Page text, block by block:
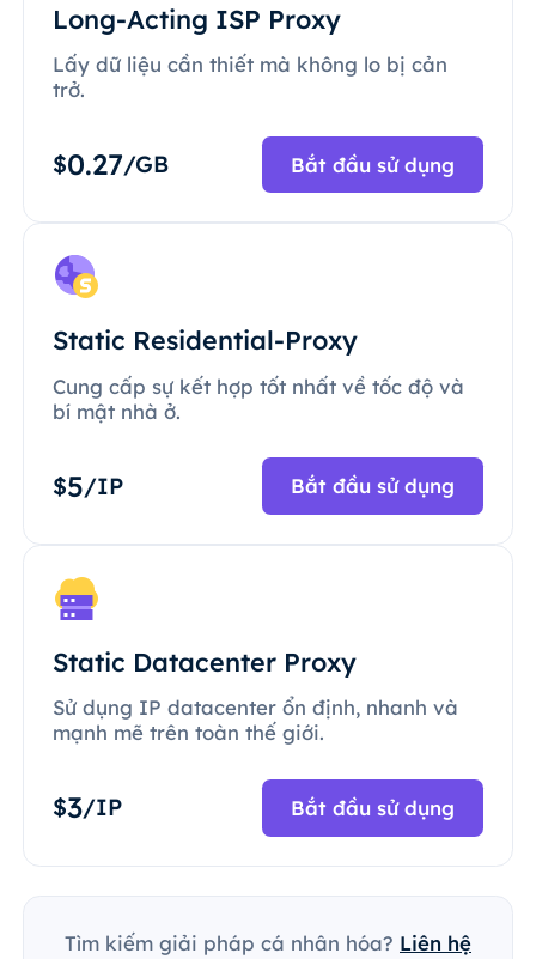
Long-Acting ISP Proxy
Lấy dữ liệu cần thiết mà không lo bị cản
trở.
$0.27/GB Bắt đầu sử dụng
Static Residential-Proxy
Cung cấp sự kết hợp tốt nhất về tốc độ và
bí mật nhà ở.
$5/IP Bắt đầu sử dụng
Static Datacenter Proxy
Sử dụng IP datacenter ổn định, nhanh và
mạnh mẽ trên toàn thế giới.
$3/IP Bắt đầu sử dụng
Tìm kiếm giải pháp cá nhân hóa? Liên hệ